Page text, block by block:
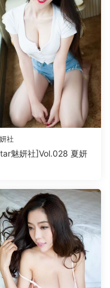
社
魅妍社]Vol.028 夏妍